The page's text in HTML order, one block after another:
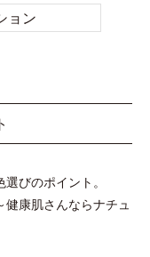
ョン
びのポイント。
康肌さんならナチュ